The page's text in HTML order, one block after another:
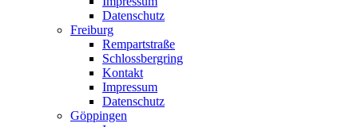
Datenschutz
Freiburg
Rempartstraße
Schlossbergring
Kontakt
Impressum
Datenschutz
Göppingen